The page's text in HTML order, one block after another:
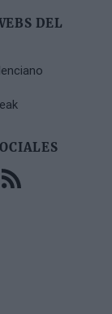
DEL